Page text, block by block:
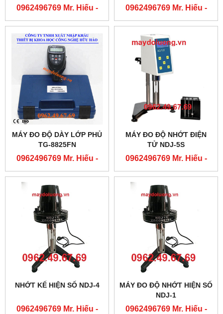
0962496769 Mr. Hiếu -
0763556769 Mr. Cường
0962496769 Mr. Hiếu -
0763556769 Mr. Cường
MÁY ĐO ĐỘ DÀY LỚP PHỦ
TG-8825FN
0962496769 Mr. Hiếu -
0763556769 Mr. Cường
MÁY ĐO ĐỘ NHỚT ĐIỆN
TỬ NDJ-5S
0962496769 Mr. Hiếu -
0763556769 Mr. Cường
NHỚT KẾ HIỆN SỐ NDJ-4
0962496769 Mr. Hiếu -
MÁY ĐO ĐỘ NHỚT HIỆN SỐ
NDJ-1
0962496769 Mr. Hiếu -